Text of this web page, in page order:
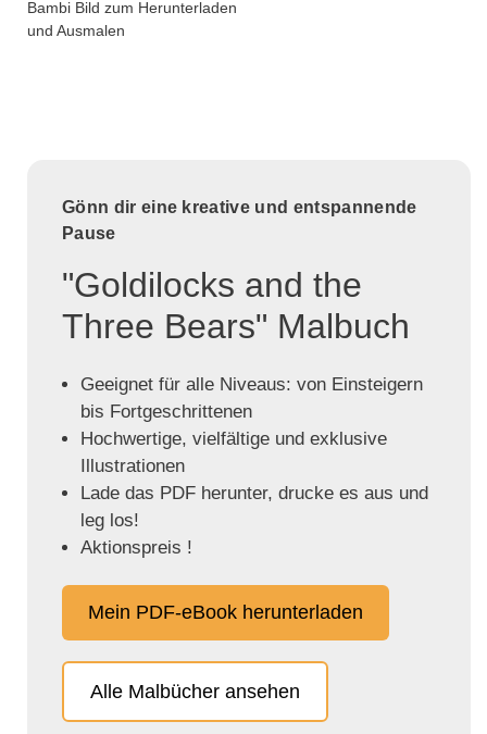
Bambi Bild zum Herunterladen
und Ausmalen
Gönn dir eine kreative und entspannende
Pause
"Goldilocks and the
Three Bears" Malbuch
Geeignet für alle Niveaus: von Einsteigern
bis Fortgeschrittenen
Hochwertige, vielfältige und exklusive
Illustrationen
Lade das PDF herunter, drucke es aus und
leg los!
Aktionspreis !
Mein PDF-eBook herunterladen
Alle Malbücher ansehen